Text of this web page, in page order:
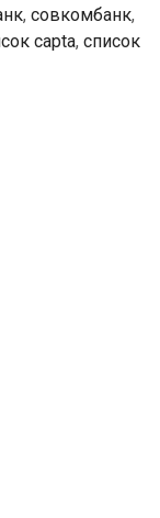
, совкомбанк,
capta, список